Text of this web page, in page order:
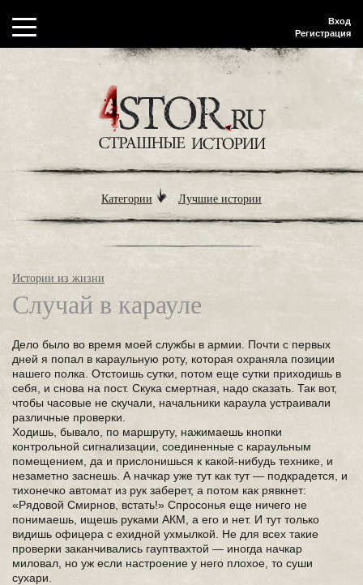
Вход
Регистрация
Категории Лучшие истории
Истории из жизни
Случай в карауле
Дело было во время моей службы в армии. Почти с первых
дней я попал в караульную роту, которая охраняла позиции
нашего полка. Отстоишь сутки, потом еще сутки приходишь в
себя, и снова на пост. Скука смертная, надо сказать. Так вот,
чтобы часовые не скучали, начальники караула устраивали
различные проверки.
Ходишь, бывало, по маршруту, нажимаешь кнопки
контрольной сигнализации, соединенные с караульным
помещением, да и прислонишься к какой-нибудь технике, и
незаметно заснешь. А начкар уже тут как тут — подкрадется, и
тихонечко автомат из рук заберет, а потом как рявкнет:
«Рядовой Смирнов, встать!» Спросонья еще ничего не
понимаешь, ищешь руками АКМ, а его и нет. И тут только
видишь офицера с ехидной ухмылкой. Не для всех такие
проверки заканчивались гауптвахтой — иногда начкар
миловал, но уж если настроение у него плохое, то суши
сухари.